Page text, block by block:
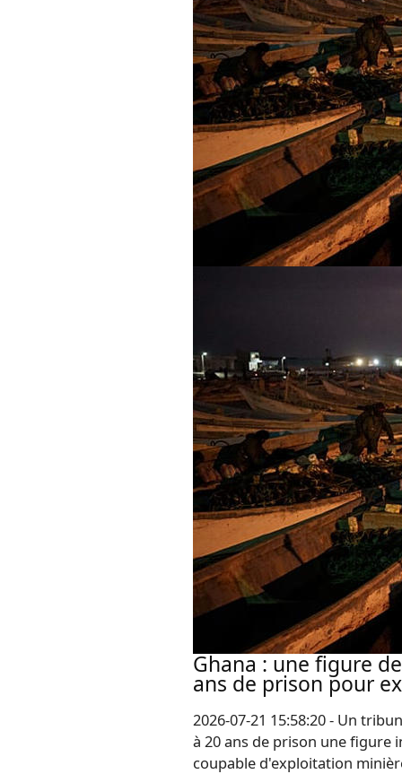
Ghana : une figure
ans de prison pour
2026-07-21 15:58:20 - Un
à 20 ans de prison une figure
coupable d'exploitation